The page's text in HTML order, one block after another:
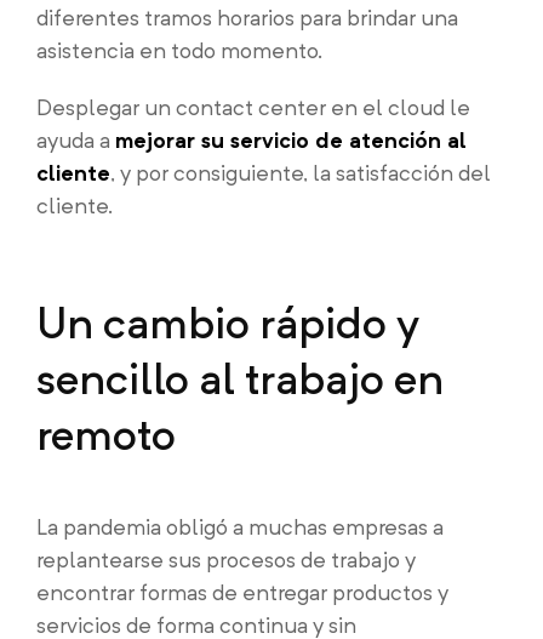
diferentes tramos horarios para brindar una
asistencia en todo momento.
Desplegar un contact center en el cloud le
ayuda a mejorar su servicio de atención al
cliente, y por consiguiente, la satisfacción del
cliente.
Un cambio rápido y
sencillo al trabajo en
remoto
La pandemia obligó a muchas empresas a
replantearse sus procesos de trabajo y
encontrar formas de entregar productos y
servicios de forma continua y sin